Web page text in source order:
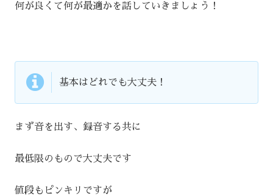
何が良くて何が最適かを話していきましょう！
基本はどれでも大丈夫！
まず音を出す、録音する共に
最低限のもので大丈夫です
値段もピンキリですが